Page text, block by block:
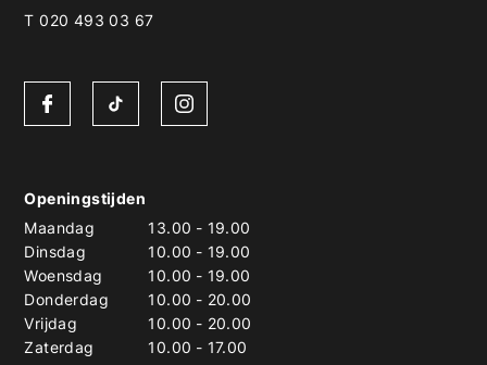
T 020 493 03 67
Openingstijden
Maandag
13.00 - 19.00
Dinsdag
10.00 - 19.00
Woensdag
10.00 - 19.00
Donderdag
10.00 - 20.00
Vrijdag
10.00 - 20.00
Zaterdag
10.00 - 17.00